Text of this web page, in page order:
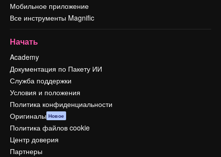
Мобильное приложение
Все инструменты Magnific
Начать
Academy
Документация по Пакету ИИ
Служба поддержки
Условия и положения
Политика конфиденциальности
Оригиналы Новое
Политика файлов cookie
Центр доверия
Партнеры